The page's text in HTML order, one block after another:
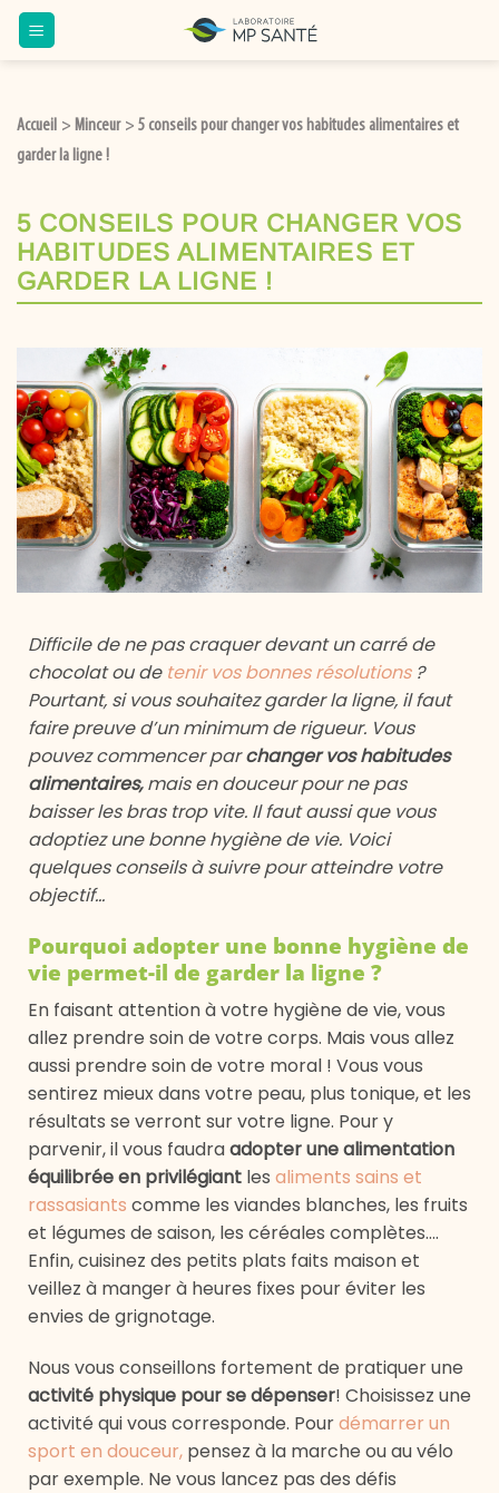
Accueil > Minceur > 5 conseils pour changer vos habitudes alimentaires et
garder la ligne !
5 CONSEILS POUR CHANGER VOS
HABITUDES ALIMENTAIRES ET
GARDER LA LIGNE !
Difficile de ne pas craquer devant un carré de
chocolat ou de tenir vos bonnes résolutions?
Pourtant, si vous souhaitez garder la ligne, il faut
faire preuve d’un minimum de rigueur. Vous
pouvez commencer parchanger vos habitudes
alimentaires,mais en douceur pour ne pas
baisser les bras trop vite. Il faut aussi que vous
adoptiez une bonne hygiène de vie. Voici
quelques conseils à suivre pour atteindre votre
objectif…
Pourquoi adopter une bonne hygiène de
vie permet-il de garder la ligne ?
En faisant attention à votre hygiène de vie, vous
allez prendre soin de votre corps. Mais vous allez
aussi prendre soin de votre moral ! Vous vous
sentirez mieux dans votre peau, plus tonique, et les
résultats se verront sur votre ligne. Pour y
parvenir, il vous faudraadopter une alimentation
équilibrée en privilégiant les aliments sains et
rassasiants comme les viandes blanches, les fruits
et légumes de saison, les céréales complètes….
Enfin, cuisinez des petits plats faits maison et
veillez à manger à heures fixes pour éviter les
envies de grignotage.
Nous vous conseillons fortement de pratiquer une
activité physique pour se dépenser! Choisissez une
activité qui vous corresponde. Pourdémarrer un
sport en douceur, pensez à la marche ou au vélo
par exemple. Ne vous lancez pas des défis